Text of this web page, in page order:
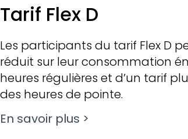
Tarif Flex D
Les participants du tarif Flex D
réduit sur leur consommation
heures régulières et d’un tarif
des heures de pointe.
En savoir plus >